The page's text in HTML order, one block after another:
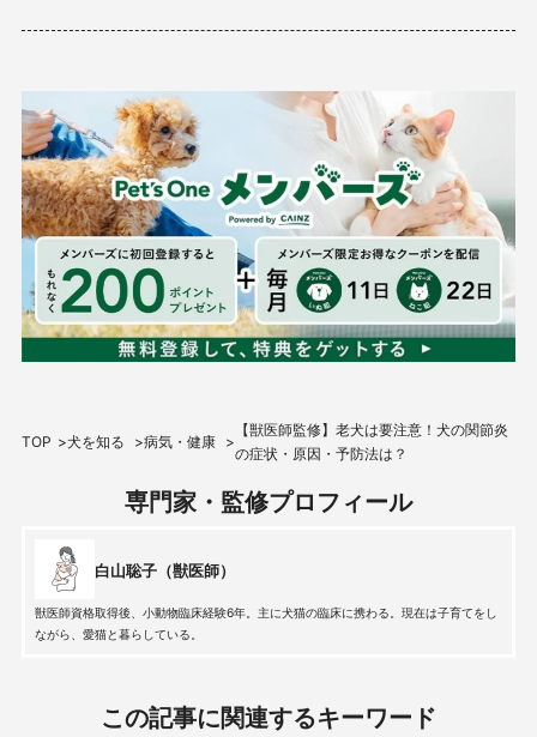
TOP 犬を知る 病気・健康
【獣医師監修】老犬は要注意！犬の関節炎
の症状・原因・予防法は？
専門家・監修プロフィール
白山聡子（獣医師）
獣医師資格取得後、小動物臨床経験6年。主に犬猫の臨床に携わる。現在は子育てをし
ながら、愛猫と暮らしている。
この記事に関連するキーワード